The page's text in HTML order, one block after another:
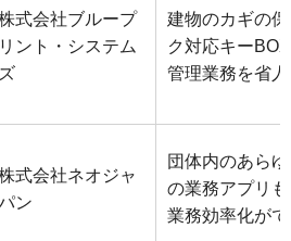
式会社ブループ
リント・システム
ズ
建物のカギの
ク対応キー
管理業務を省
式会社ネオジャ
ン
団体内のあら
の業務アプリ
業務効率化が